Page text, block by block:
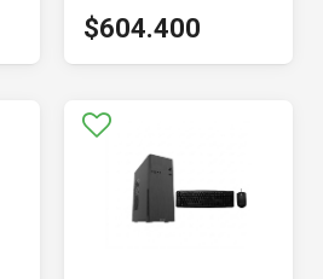
$604.400